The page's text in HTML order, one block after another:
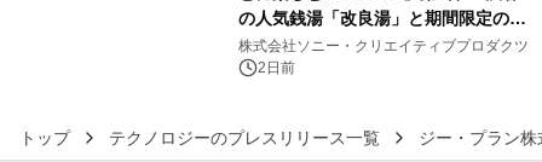
の人気銭湯「改良湯」と期間限定のコ
ラボレーション サウナイキタイコラ
ボグッズも発売決定！
株式会社ソニー・クリエイティブプロダクツ
2日前
トップ テクノロジーのプレスリリース一覧 ジー・プラン株